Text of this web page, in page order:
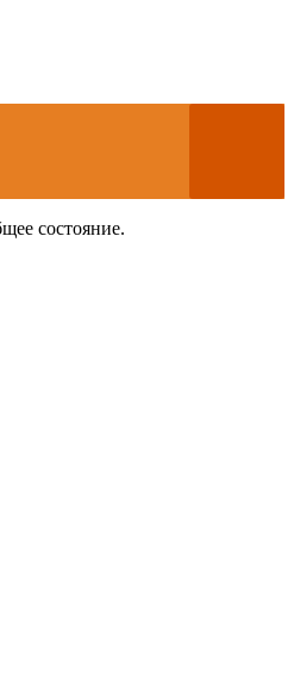
состояние.